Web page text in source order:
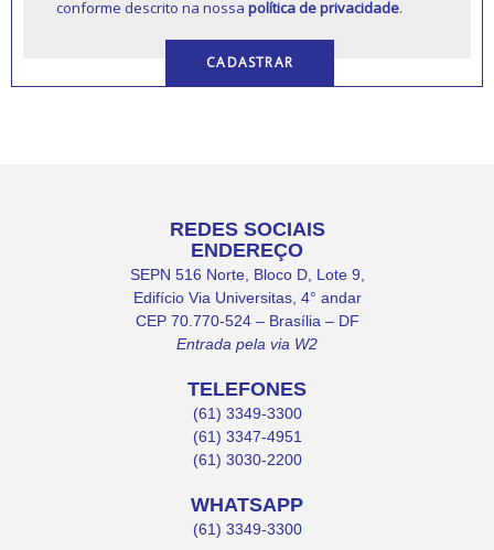
conforme descrito na nossapolítica de privacidade.
REDES SOCIAIS
ENDEREÇO
SEPN 516 Norte, Bloco D, Lote 9,
Edifício Via Universitas, 4° andar
CEP 70.770-524 – Brasília – DF
Entrada pela via W2
TELEFONES
(61) 3349-3300
(61) 3347-4951
(61) 3030-2200
WHATSAPP
(61) 3349-3300